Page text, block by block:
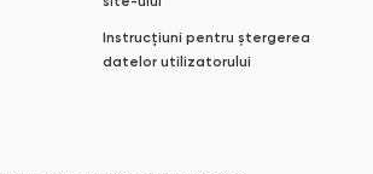
Instrucțiuni pentru ștergerea
datelor utilizatorului